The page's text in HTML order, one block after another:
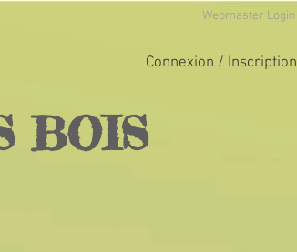
Webmaster Login
Connexion / Inscription
BOIS